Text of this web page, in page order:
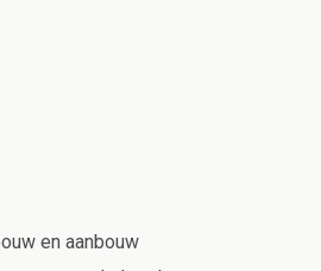
en aanbouw